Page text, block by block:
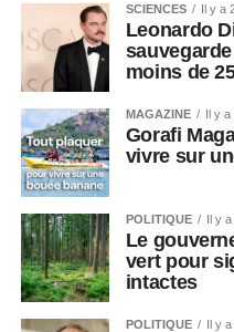
SCIENCES Il y a
Leonardo
moins de
MAGAZINE Il y a
Gorafi
vivre sur
POLITIQUE Il y
Le
vert pour
intactes
POLITIQUE Il y